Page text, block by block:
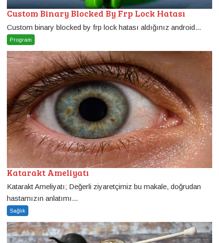
Custom Binary Blocked By Frp Lock Hatası
Custom binary blocked by frp lock hatası aldığınız android...
Program
Katarakt Ameliyatı
Katarakt Ameliyatı; Değerli ziyaretçimiz bu makale, doğrudan
hastamızın anlatımı...
Sağlık